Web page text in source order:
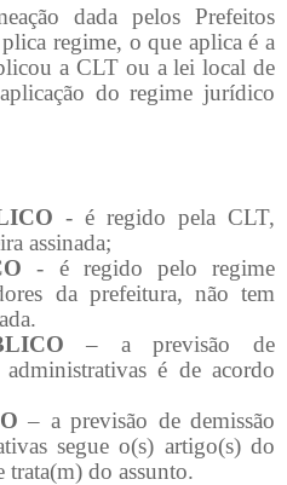
dada pelos Prefeitos
regime, o que aplica é a
a CLT ou a lei local de
do regime jurídico
- é regido pela CLT,
assinada;
- é regido pelo regime
da prefeitura, não tem
– a previsão de
é de acordo
– a previsão de demissão
segue o(s) artigo(s) do
trata(m) do assunto.